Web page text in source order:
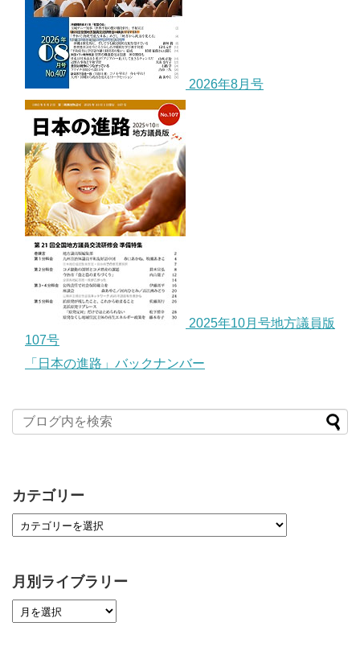
2026年8月号
2025年10月号地方議員版
107号
「日本の進路」バックナンバー
カテゴリー
月別ライブラリー